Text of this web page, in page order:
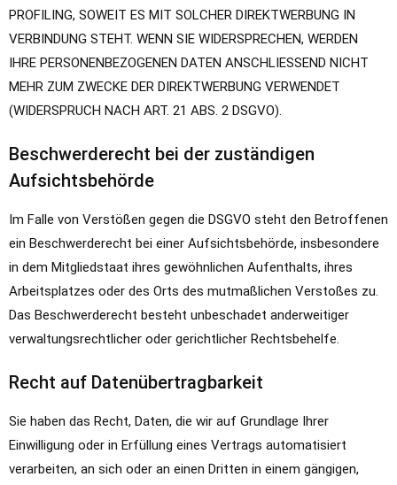
PROFILING, SOWEIT ES MIT SOLCHER DIREKTWERBUNG IN
VERBINDUNG STEHT. WENN SIE WIDERSPRECHEN, WERDEN
IHRE PERSONENBEZOGENEN DATEN ANSCHLIESSEND NICHT
MEHR ZUM ZWECKE DER DIREKTWERBUNG VERWENDET
(WIDERSPRUCH NACH ART. 21 ABS. 2 DSGVO).
Beschwerde­recht bei der zuständigen
Aufsichts­behörde
Im Falle von Verstößen gegen die DSGVO steht den Betroffenen
ein Beschwerderecht bei einer Aufsichtsbehörde, insbesondere
in dem Mitgliedstaat ihres gewöhnlichen Aufenthalts, ihres
Arbeitsplatzes oder des Orts des mutmaßlichen Verstoßes zu.
Das Beschwerderecht besteht unbeschadet anderweitiger
verwaltungsrechtlicher oder gerichtlicher Rechtsbehelfe.
Recht auf Daten­übertrag­barkeit
Sie haben das Recht, Daten, die wir auf Grundlage Ihrer
Einwilligung oder in Erfüllung eines Vertrags automatisiert
verarbeiten, an sich oder an einen Dritten in einem gängigen,